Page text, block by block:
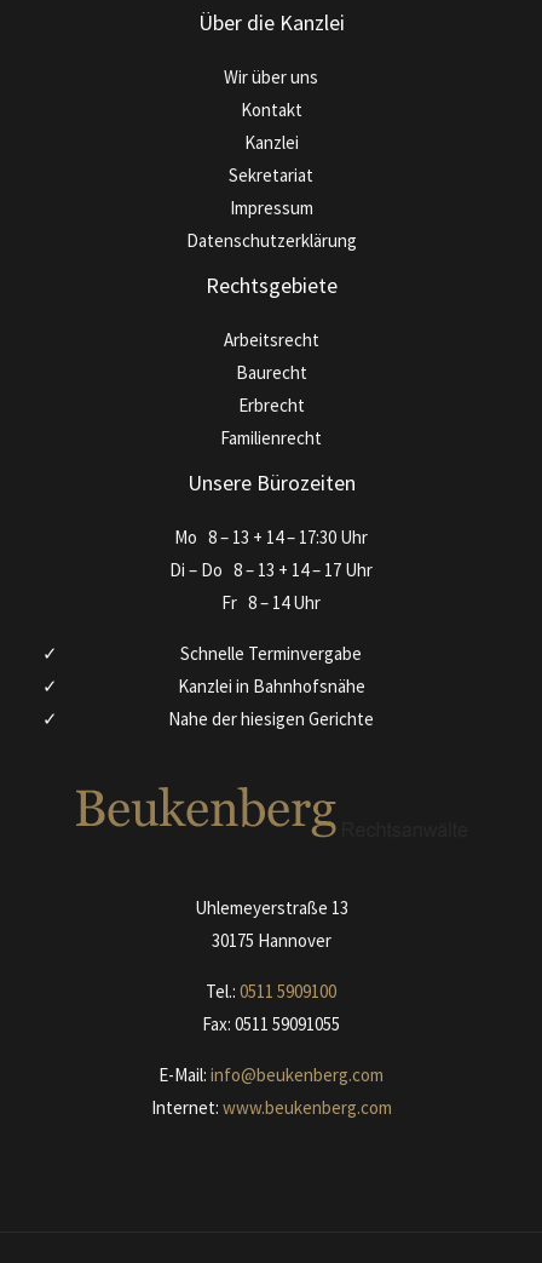
Über die Kanzlei
Wir über uns
Kontakt
Kanzlei
Sekretariat
Impressum
Datenschutzerklärung
Rechtsgebiete
Arbeitsrecht
Baurecht
Erbrecht
Familienrecht
Unsere Bürozeiten
Mo 8 – 13 + 14 – 17:30 Uhr
Di – Do 8 – 13 + 14 – 17 Uhr
Fr 8 – 14 Uhr
Schnelle Terminvergabe
Kanzlei in Bahnhofsnähe
Nahe der hiesigen Gerichte
Uhlemeyerstraße 13
30175 Hannover
Tel.: 0511 5909100
Fax: 0511 59091055
E-Mail: info@beukenberg.com
Internet: www.beukenberg.com